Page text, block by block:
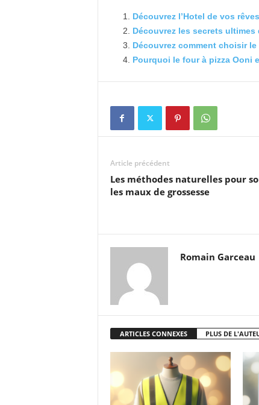
Découvrez l’Hotel de vos
Découvrez les secrets
Découvrez comment choisir
Pourquoi le four à pizza Ooni
Article précédent
Les méthodes naturelles pour
les maux de grossesse
Romain Garceau
ARTICLES CONNEXES PLUS DE